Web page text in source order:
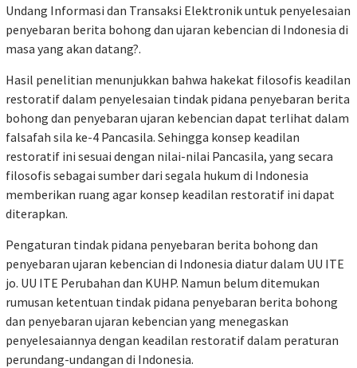
Undang Informasi dan Transaksi Elektronik untuk penyelesaian
penyebaran berita bohong dan ujaran kebencian di Indonesia di
masa yang akan datang?.
Hasil penelitian menunjukkan bahwa hakekat filosofis keadilan
restoratif dalam penyelesaian tindak pidana penyebaran berita
bohong dan penyebaran ujaran kebencian dapat terlihat dalam
falsafah sila ke-4 Pancasila. Sehingga konsep keadilan
restoratif ini sesuai dengan nilai-nilai Pancasila, yang secara
filosofis sebagai sumber dari segala hukum di Indonesia
memberikan ruang agar konsep keadilan restoratif ini dapat
diterapkan.
Pengaturan tindak pidana penyebaran berita bohong dan
penyebaran ujaran kebencian di Indonesia diatur dalam UU ITE
jo. UU ITE Perubahan dan KUHP. Namun belum ditemukan
rumusan ketentuan tindak pidana penyebaran berita bohong
dan penyebaran ujaran kebencian yang menegaskan
penyelesaiannya dengan keadilan restoratif dalam peraturan
perundang-undangan di Indonesia.